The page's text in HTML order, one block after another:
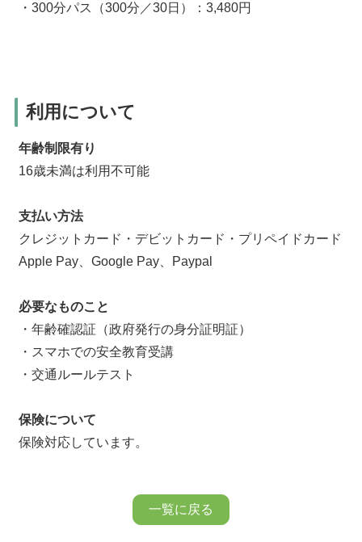
・300分パス（300分／30日）：3,480円
利用について
年齢制限有り
16歳未満は利用不可能
支払い方法
クレジットカード・デビットカード・プリペイドカード
Apple Pay、Google Pay、Paypal
必要なものこと
・年齢確認証（政府発行の身分証明証）
・スマホでの安全教育受講
・交通ルールテスト
保険について
保険対応しています。
一覧に戻る